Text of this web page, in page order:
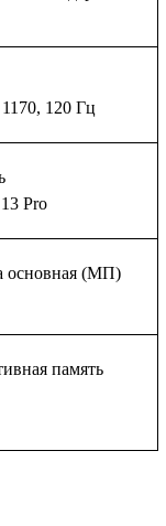
120 Гц
Pro
основная (МП)
память